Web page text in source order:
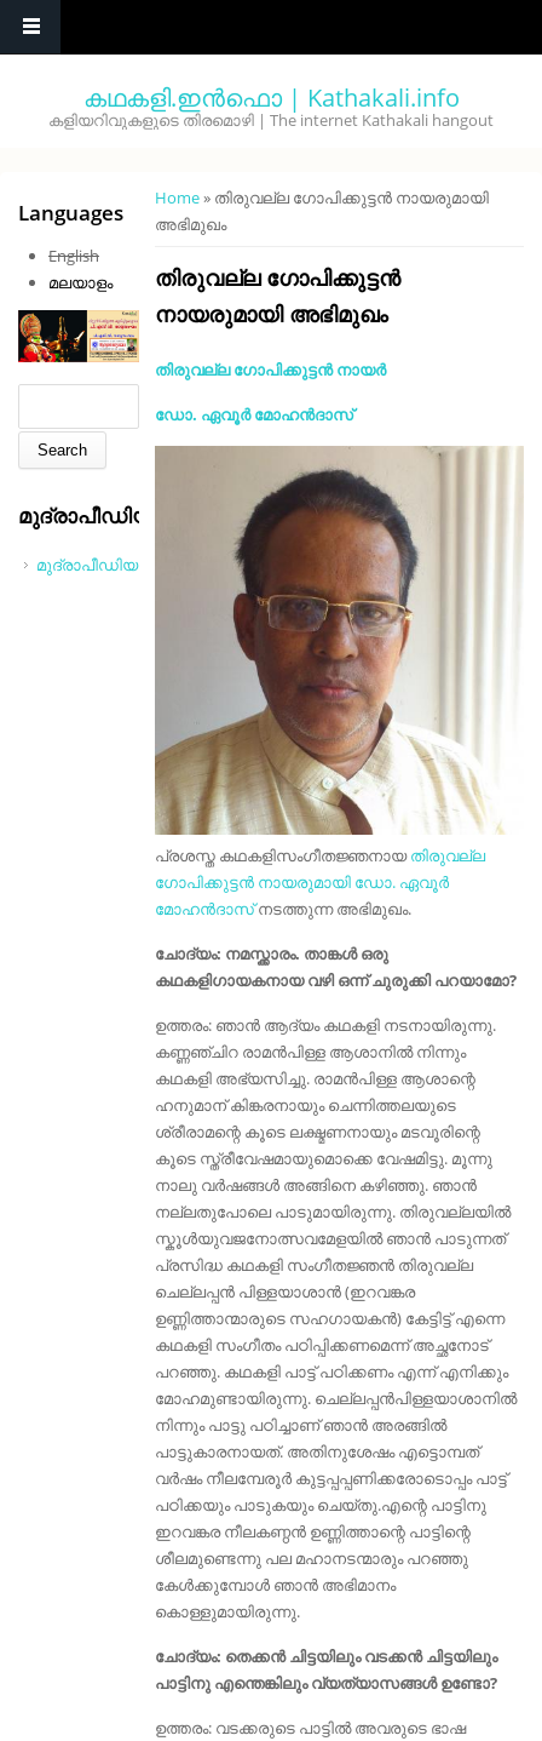
കഥകളി.ഇൻഫൊ | Kathakali.info
കളിയറിവുകളുടെ തിരമൊഴി | The internet Kathakali hangout
You are here
Home» തിരുവല്ല ഗോപിക്കുട്ടൻ നായരുമായി
അഭിമുഖം
തിരുവല്ല ഗോപിക്കുട്ടൻ
നായരുമായി അഭിമുഖം
തിരുവല്ല ഗോപിക്കുട്ടൻ നായർ
ഡോ. ഏവൂർ മോഹൻദാസ്
പ്രശസ്ത കഥകളിസംഗീതജ്ഞനായതിരുവല്ല
ഗോപിക്കുട്ടൻ നായരുമായി ഡോ. ഏവൂർ
മോഹൻദാസ്നടത്തുന്ന അഭിമുഖം.
ചോദ്യം: നമസ്ക്കാരം. താങ്കൾ ഒരു
കഥകളിഗായകനായ വഴി ഒന്ന് ചുരുക്കി പറയാമോ?
ഉത്തരം: ഞാന്‍ ആദ്യം കഥകളി നടനായിരുന്നു.
കണ്ണഞ്ചിറ രാമന്‍പിള്ള ആശാനില്‍ നിന്നും
കഥകളി അഭ്യസിച്ചു. രാമന്‍പിള്ള ആശാന്റെ
ഹനുമാന് കിങ്കരനായും ചെന്നിത്തലയുടെ
ശ്രീരാമന്റെ കൂടെ ലക്ഷ്മണനായും മടവൂരിന്റെ
കൂടെ സ്ത്രീവേഷമായുമൊക്കെ വേഷമിട്ടു. മൂന്നു
നാലു വര്‍ഷങ്ങള്‍ അങ്ങിനെ കഴിഞ്ഞു. ഞാന്‍
നല്ലതുപോലെ പാടുമായിരുന്നു. തിരുവല്ലയില്‍
സ്കൂള്‍യുവജനോത്സവമേളയില്‍ ഞാന്‍ പാടുന്നത്
പ്രസിദ്ധ കഥകളി സംഗീതജ്ഞൻ തിരുവല്ല
ചെല്ലപ്പന്‍ പിള്ളയാശാന്‍ (ഇറവങ്കര
ഉണ്ണിത്താന്മാരുടെ സഹഗായകൻ) കേട്ടിട്ട് എന്നെ
കഥകളി സംഗീതം പഠിപ്പിക്കണമെന്ന് അച്ഛനോട്
പറഞ്ഞു. കഥകളി പാട്ട് പഠിക്കണം എന്ന് എനിക്കും
മോഹമുണ്ടായിരുന്നു. ചെല്ലപ്പന്‍പിള്ളയാശാനിൽ
നിന്നും പാട്ടു പഠിച്ചാണ് ഞാന്‍ അരങ്ങില്‍
പാട്ടുകാരനായത്. അതിനുശേഷം എട്ടൊമ്പത്
വർഷം നീലമ്പേരൂർ കുട്ടപ്പപ്പണിക്കരോടൊപ്പം പാട്ട്
പഠിക്കയും പാടുകയും ചെയ്തു.എന്റെ പാട്ടിനു
ഇറവങ്കര നീലകണ്ഠന്‍ ഉണ്ണിത്താന്റെ പാട്ടിന്റെ
ശീലമുണ്ടെന്നു പല മഹാനടന്മാരും പറഞ്ഞു
കേള്‍ക്കുമ്പോള്‍ ഞാന്‍ അഭിമാനം
കൊള്ളുമായിരുന്നു.
ചോദ്യം: തെക്കന്‍ ചിട്ടയിലും വടക്കന്‍ ചിട്ടയിലും
പാട്ടിനു എന്തെങ്കിലും വ്യത്യാസങ്ങൾ ഉണ്ടോ?
ഉത്തരം: വടക്കരുടെ പാട്ടില്‍ അവരുടെ ഭാഷ
Languages
English
മലയാളം
മുദ്രാപീഡിയ
മുദ്രാപീഡിയ